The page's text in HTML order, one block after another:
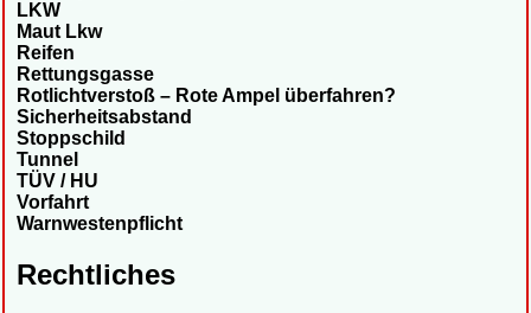
LKW
Maut Lkw
Reifen
Rettungsgasse
Rotlichtverstoß – Rote Ampel überfahren?
Sicherheitsabstand
Stoppschild
Tunnel
TÜV / HU
Vorfahrt
Warnwestenpflicht
Rechtliches